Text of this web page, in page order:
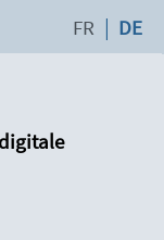
FR DE